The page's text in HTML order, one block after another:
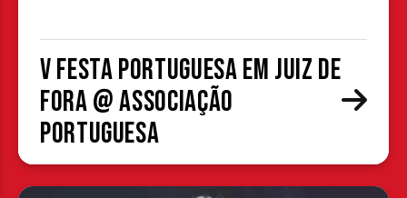
V Festa Portuguesa em Juiz de
Fora @ Associação
Portuguesa